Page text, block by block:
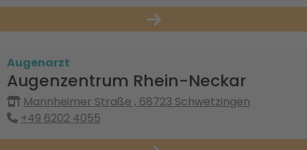
Augenarzt
Augenzentrum Rhein-Neckar
Mannheimer Straße , 68723 Schwetzingen
+49 6202 4055